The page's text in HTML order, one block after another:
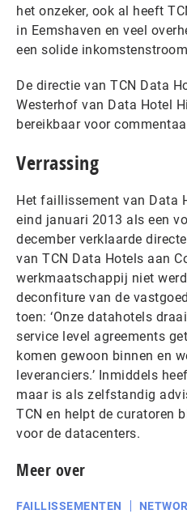
het onzeker, ook al heeft
in Eemshaven en veel
een solide
De directie van TCN Data
Westerhof van Data Hotel
bereikbaar voor
Verrassing
Het faillissement van Data
eind januari 2013 als een
december verklaarde
van TCN Data Hotels aan
werkmaatschappij niet
deconfiture van de
toen: ‘Onze datahotels
service level agreements
komen gewoon binnen en
leveranciers.’ Inmiddels
maar is als zelfstandig
TCN en helpt de curatoren
voor de datacenters.
Meer over
FAILLISSEMENTEN